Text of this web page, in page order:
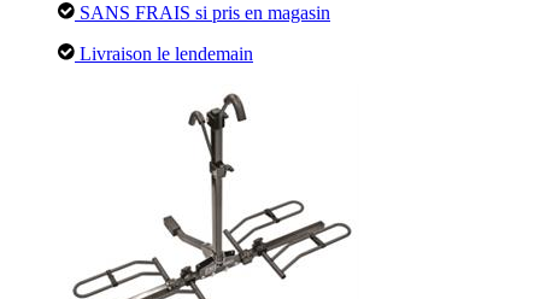
SANS FRAIS si pris en magasin
Livraison le lendemain